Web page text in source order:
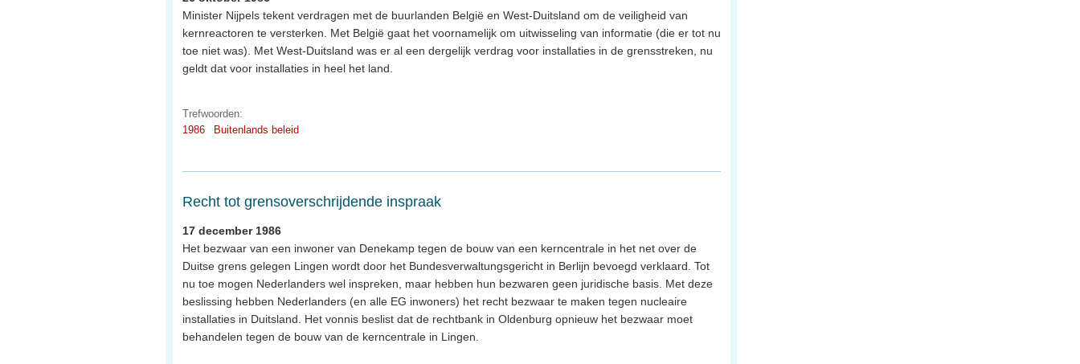
Minister Nijpels tekent verdragen met de buurlanden België en West-Duitsland om de veiligheid van
kernreactoren te versterken. Met België gaat het voornamelijk om uitwisseling van informatie (die er tot nu
toe niet was). Met West-Duitsland was er al een dergelijk verdrag voor installaties in de grensstreken, nu
geldt dat voor installaties in heel het land.
Trefwoorden:
1986
Buitenlands beleid
Recht tot grensoverschrijdende inspraak
17 december 1986
Het bezwaar van een inwoner van Denekamp tegen de bouw van een kerncentrale in het net over de
Duitse grens gelegen Lingen wordt door het Bundesverwaltungsgericht in Berlijn bevoegd verklaard. Tot
nu toe mogen Nederlanders wel inspreken, maar hebben hun bezwaren geen juridische basis. Met deze
beslissing hebben Nederlanders (en alle EG inwoners) het recht bezwaar te maken tegen nucleaire
installaties in Duitsland. Het vonnis beslist dat de rechtbank in Oldenburg opnieuw het bezwaar moet
behandelen tegen de bouw van de kerncentrale in Lingen.